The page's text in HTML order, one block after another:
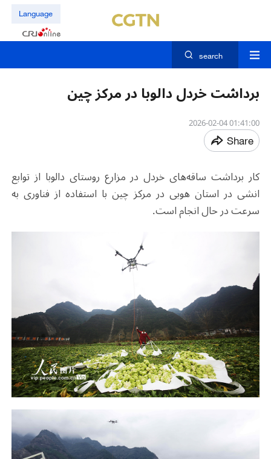
Language
search
برداشت خردل دالوبا در مرکز چین
01:41:00 2026-02-04
Share
کار برداشت ساقه‌‌های خردل‌ در مزارع روستای دالوبا از توابع
انشی در استان هوبی در مرکز چین با استفاده از فناوری به
سرعت در حال انجام است.